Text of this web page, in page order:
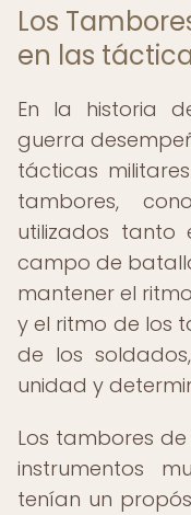
Los
en las
En la historia
guerra
tácticas
tambores,
utilizados tanto
campo de
mantener el
y el ritmo de los
de los
unidad y
Los tambores
instrumentos
tenían un